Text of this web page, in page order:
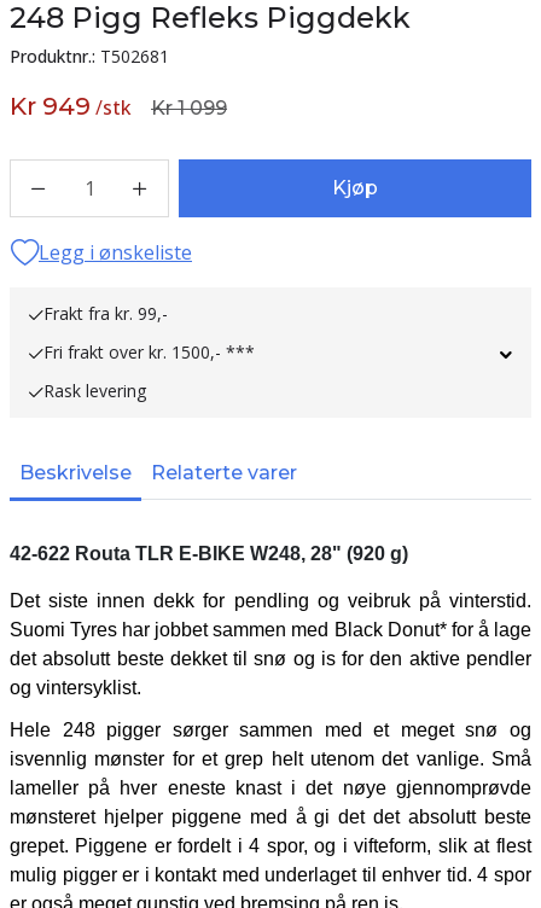
248 Pigg Refleks Piggdekk
Produktnr.: T502681
Kr 949 /stk Kr 1 099
1 Kjøp
Legg i ønskeliste
Frakt fra kr. 99,-
Fri frakt over kr. 1500,- ***
Rask levering
Beskrivelse Relaterte varer
42-622 Routa TLR E-BIKE W248, 28" (920 g)
Det siste innen dekk for pendling og veibruk på vinterstid.
Suomi Tyres har jobbet sammen med Black Donut* for å lage
det absolutt beste dekket til snø og is for den aktive pendler
og vintersyklist.
Hele 248 pigger sørger sammen med et meget snø og
isvennlig mønster for et grep helt utenom det vanlige. Små
lameller på hver eneste knast i det nøye gjennomprøvde
mønsteret hjelper piggene med å gi det det absolutt beste
grepet. Piggene er fordelt i 4 spor, og i vifteform, slik at flest
mulig pigger er i kontakt med underlaget til enhver tid. 4 spor
er også meget gunstig ved bremsing på ren is.